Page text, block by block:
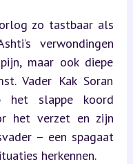
zo tastbaar als
verwondingen
maar ook diepe
Vader Kak Soran
het slappe koord
het verzet en zijn
– een spagaat
herkennen.